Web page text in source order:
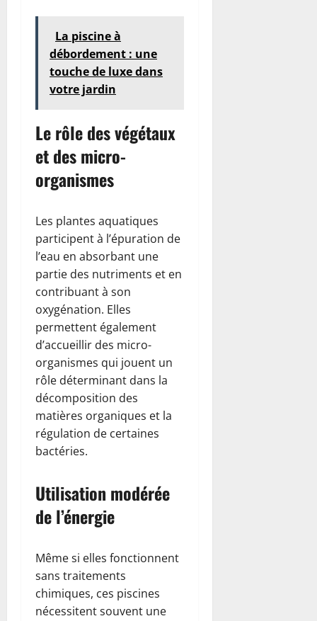
La piscine à
débordement : une
touche de luxe dans
votre jardin
Le rôle des végétaux
et des micro-
organismes
Les plantes aquatiques
participent à l’épuration de
l’eau en absorbant une
partie des nutriments et en
contribuant à son
oxygénation. Elles
permettent également
d’accueillir des micro-
organismes qui jouent un
rôle déterminant dans la
décomposition des
matières organiques et la
régulation de certaines
bactéries.
Utilisation modérée
de l’énergie
Même si elles fonctionnent
sans traitements
chimiques, ces piscines
nécessitent souvent une